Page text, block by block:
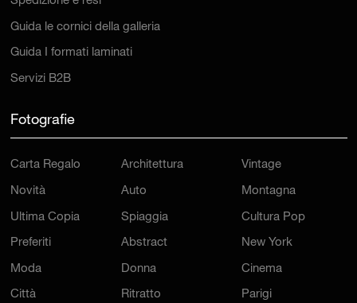
Guida le cornici della galleria
Guida I formati laminati
Servizi B2B
Fotografie
Carta Regalo
Novità
Ultima Copia
Preferiti
Moda
Città
Architettura
Auto
Spiaggia
Abstract
Donna
Ritratto
Vintage
Montagna
Cultura Pop
New York
Cinema
Parigi